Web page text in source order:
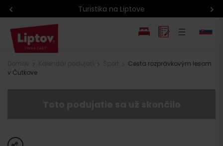
Turistika na Liptove
Cesta rozprávkovým lesom
v Čutkove
share